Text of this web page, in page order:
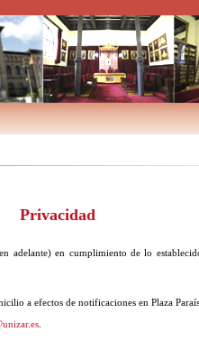
Privacidad
en cumplimiento de lo
a efectos de notificaciones en Plaza